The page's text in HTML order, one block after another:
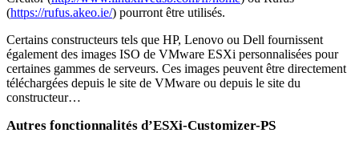
(https://rufus.akeo.ie/) pourront être utilisés.
Certains constructeurs tels que HP, Lenovo ou Dell fournissent
également des images ISO de VMware ESXi personnalisées pour
certaines gammes de serveurs. Ces images peuvent être directement
téléchargées depuis le site de VMware ou depuis le site du
constructeur…
Autres fonctionnalités d’ESXi-Customizer-PS